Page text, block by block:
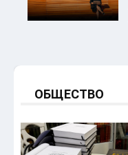
ОБЩЕСТВО